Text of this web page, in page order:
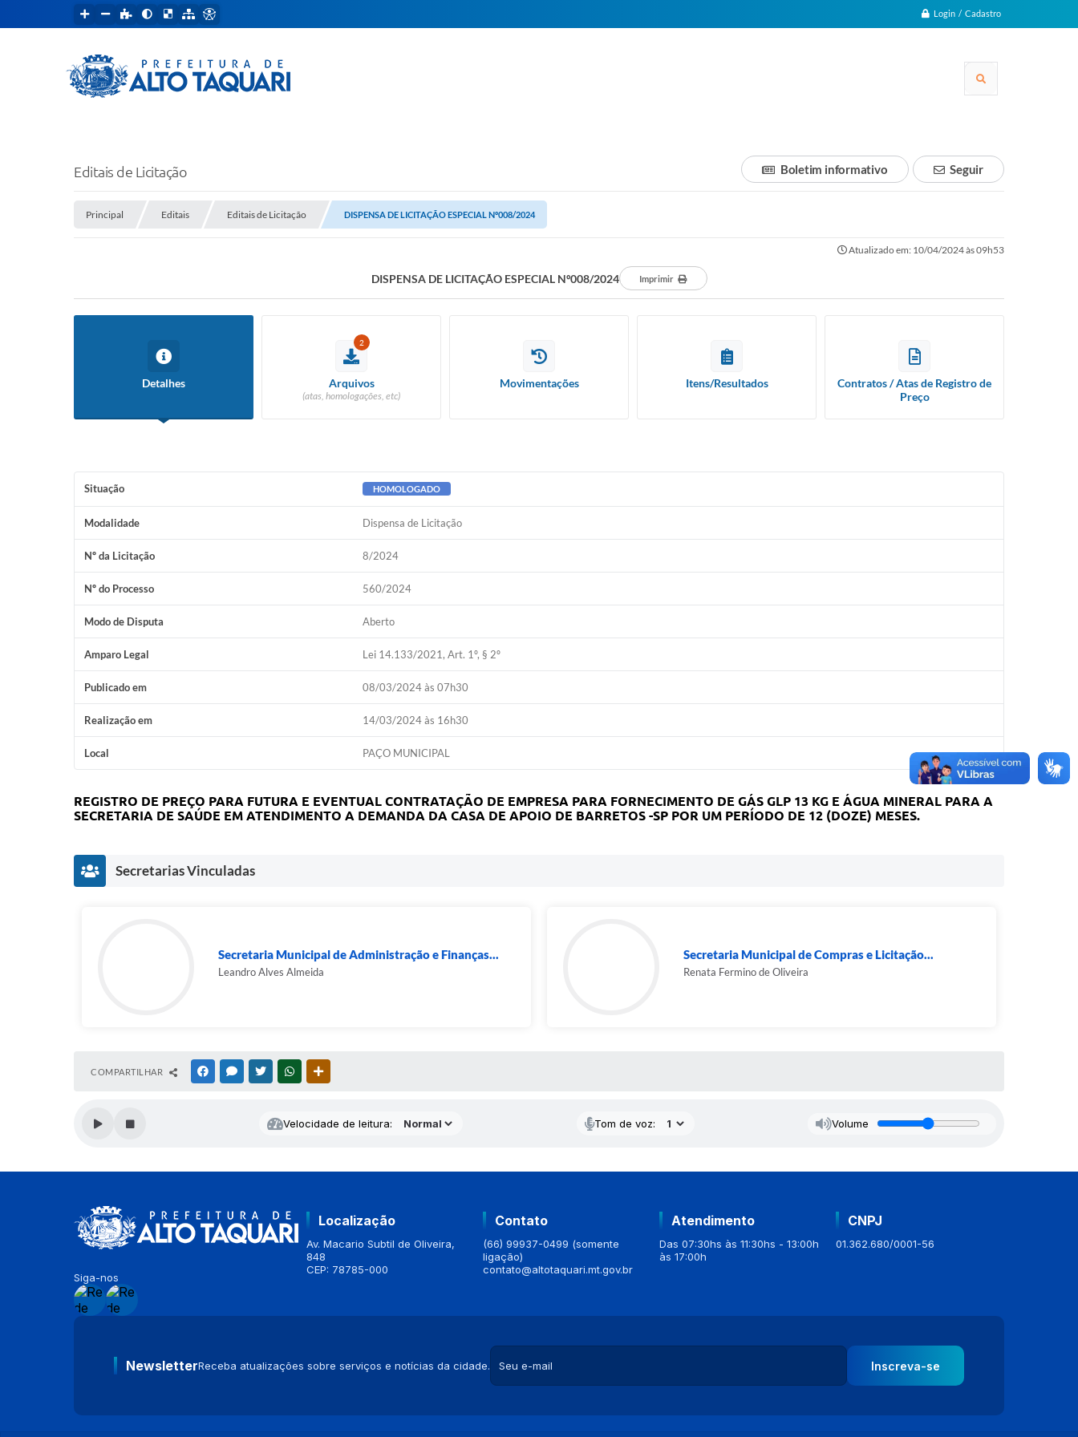
Login / Cadastro
Editais de Licitação Seguir
Boletim informativo
Principal Editais Editais de Licitação DISPENSA DE LICITAÇÃO ESPECIAL Nº008/2024
Atualizado em: 10/04/2024 às 09h53
DISPENSA DE LICITAÇÃO ESPECIAL Nº008/2024 Imprimir
Detalhes
2
Arquivos
(atas, homologações, etc)
Movimentações Itens/Resultados
Contratos / Atas de Registro de
Preço
Situação HOMOLOGADO
Modalidade Dispensa de Licitação
Nº da Licitação 8/2024
Nº do Processo 560/2024
Modo de Disputa Aberto
Amparo Legal Lei 14.133/2021, Art. 1º, § 2º
Publicado em 08/03/2024 às 07h30
Realização em 14/03/2024 às 16h30
Local PAÇO MUNICIPAL
REGISTRO DE PREÇO PARA FUTURA E EVENTUAL CONTRATAÇÃO DE EMPRESA PARA FORNECIMENTO DE GÁS GLP 13 KG E ÁGUA MINERAL PARA A
SECRETARIA DE SAÚDE EM ATENDIMENTO A DEMANDA DA CASA DE APOIO DE BARRETOS -SP POR UM PERÍODO DE 12 (DOZE) MESES.
Secretarias Vinculadas
Secretaria Municipal de Administração e Finanças...
Leandro Alves Almeida
Secretaria Municipal de Compras e Licitação...
Renata Fermino de Oliveira
COMPARTILHAR FACEBOOKMESSENGER
TWITTERWHATSAPP
Velocidade de leitura: Tom de voz: Volume
Siga-nos
Localização
Av. Macario Subtil de Oliveira,
848
CEP: 78785-000
Contato
(66) 99937-0499 (somente
ligação)
contato@altotaquari.mt.gov.br
Atendimento
Das 07:30hs às 11:30hs - 13:00h
às 17:00h
CNPJ
01.362.680/0001-56
NewsletterReceba atualizações sobre serviços e notícias da cidade. Inscreva-se